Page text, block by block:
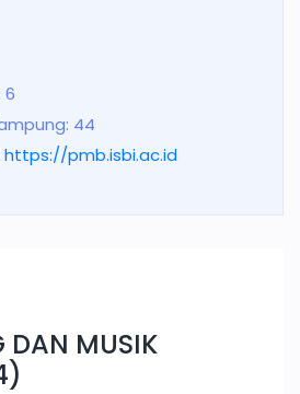
6
44
https://pmb.isbi.ac.id
DAN MUSIK